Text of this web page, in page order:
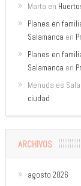
Marta en
Planes en
Salamanca en
Planes en
Salamanca en
Menuda es
ciudad
ARCHIVOS
agosto 2026